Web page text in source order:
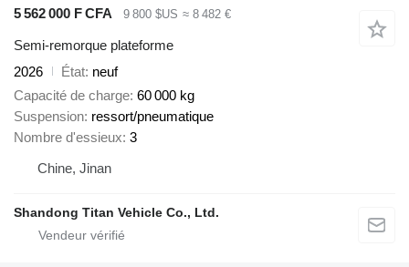
5 562 000 F CFA 9 800 $US ≈ 8 482 €
Semi-remorque plateforme
2026
État neuf
Capacité de charge 60 000 kg
Suspension ressort/pneumatique
Nombre d'essieux 3
Chine, Jinan
Shandong Titan Vehicle Co., Ltd.